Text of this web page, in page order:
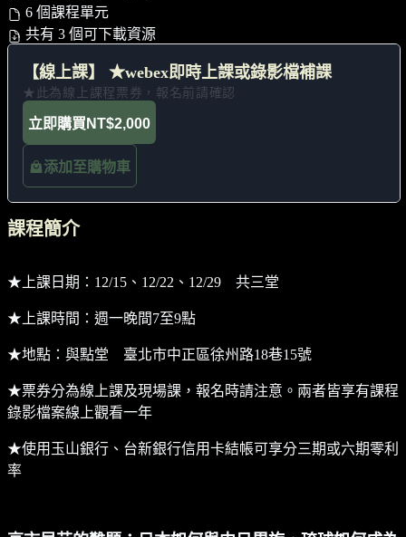
6 個課程單元
共有 3 個可下載資源
【線上課】 ★webex即時上課或錄影檔補課
★此為線上課程票券，報名前請確認
立即購買 NT$2,000
添加至購物車
課程簡介
★上課日期：12/15、12/22、12/29 共三堂
★上課時間：週一晚間7至9點
★地點：與點堂 臺北市中正區徐州路18巷15號
★票券分為線上課及現場課，報名時請注意。兩者皆享有課程
錄影檔案線上觀看一年
★使用玉山銀行、台新銀行信用卡結帳可享分三期或六期零利
率